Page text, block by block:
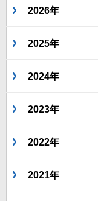
2026年
2025年
2024年
2023年
2022年
2021年